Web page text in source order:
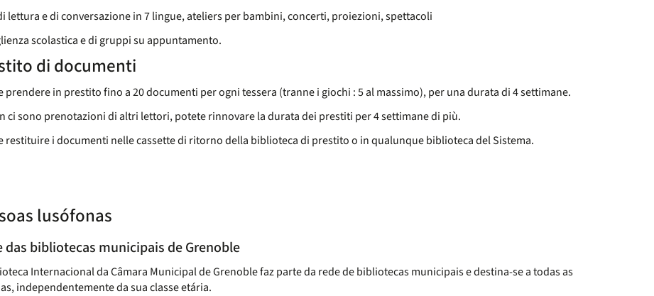
lettura e di conversazione in 7 lingue, ateliers per bambini, concerti, proiezioni, spettacoli
scolastica e di gruppi su appuntamento.
di documenti
prendere in prestito fino a 20 documenti per ogni tessera (tranne i giochi : 5 al massimo), per una durata di 4 settimane.
ci sono prenotazioni di altri lettori, potete rinnovare la durata dei prestiti per 4 settimane di più.
restituire i documenti nelle cassette di ritorno della biblioteca di prestito o in qualunque biblioteca del Sistema.
lusófonas
das bibliotecas municipais de Grenoble
Internacional da Câmara Municipal de Grenoble faz parte da rede de bibliotecas municipais e destina-se a todas as
independentemente da sua classe etária.